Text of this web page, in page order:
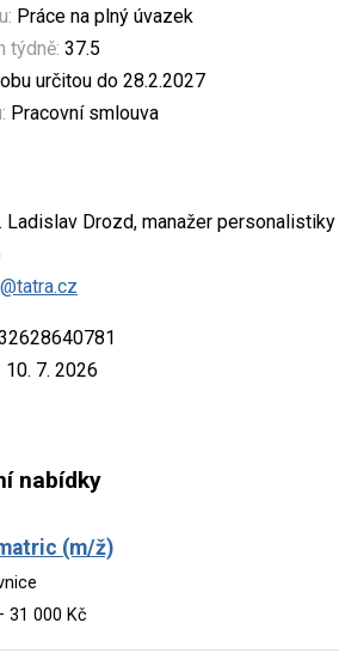
Práce na plný úvazek
týdně: 37.5
určitou do 28.2.2027
Pracovní smlouva
Ladislav Drozd, manažer personalistiky
10. 7. 2026
nabídky
(m/ž)
31 000 Kč